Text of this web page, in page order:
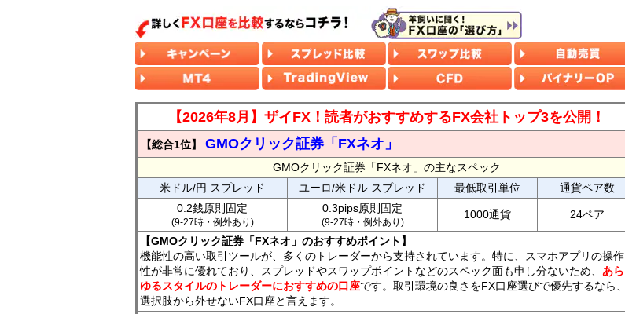
【2026年8月】ザイFX！読者がおすすめするFX会社トップ3を公開！
【総合1位】 GMOクリック証券「FXネオ」
GMOクリック証券「FXネオ」の主なスペック
米ドル/円 スプレッド
ユーロ/米ドル スプレッド 最低取引単位
通貨ペア数
0.2銭原則固定
(9-27時・例外あり)
0.3pips原則固定
(9-27時・例外あり)
1000通貨 24ペア
【GMOクリック証券「FXネオ」のおすすめポイント】
機能性の高い取引ツールが、多くのトレーダーから支持されています。特に、スマホアプリの操作
性が非常に優れており、スプレッドやスワップポイントなどのスペック面も申し分ないため、 あら
ゆるスタイルのトレーダーにおすすめの口座です。取引環境の良さをFX口座選びで優先するなら、
選択肢から外せないFX口座と言えます。